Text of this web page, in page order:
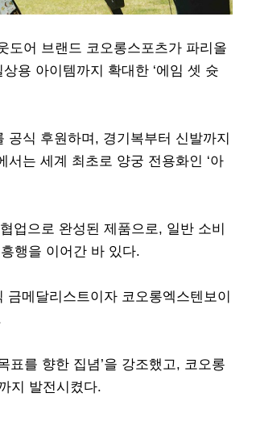
도어 브랜드 코오롱스포츠가 파리올
용 아이템까지 확대한 ‘에임 셋 슛
공식 후원하며, 경기복부터 신발까지
는 세계 최초로 양궁 전용화인 ‘아
업으로 완성된 제품으로, 일반 소비
행을 이어간 바 있다.
금메달리스트이자 코오롱엑스텐보이
표를 향한 집념’을 강조했고, 코오롱
지 발전시켰다.